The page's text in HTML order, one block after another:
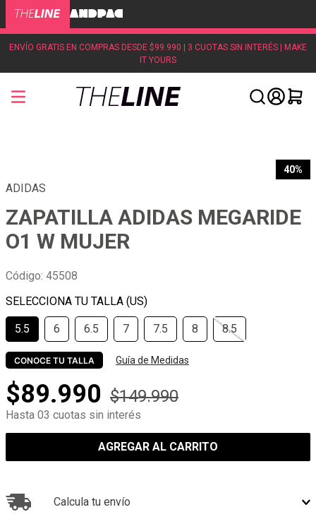
ENVÍO GRATIS EN COMPRAS DESDE $99.990 | 3 CUOTAS SIN INTERÉS | MAKE
IT YOURS
40%
ADIDAS
ZAPATILLA ADIDAS MEGARIDE
O1 W MUJER
Código: 45508
5.5 6 6.5 7 7.5 8 8.5
CONOCE TU TALLA Guía de Medidas
$89.990 $149.990
Hasta 03 cuotas sin interés
AGREGAR AL CARRITO
Calcula tu envío